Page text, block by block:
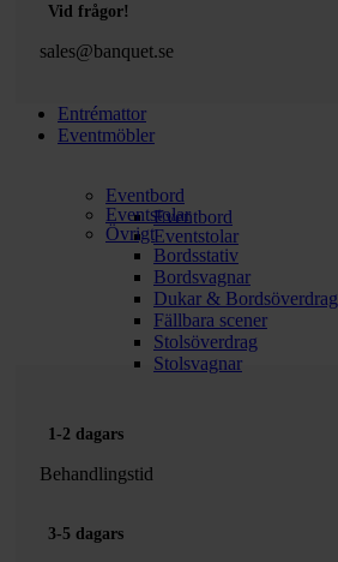
Vid frågor!
sales@banquet.se
Entrémattor
Eventmöbler
Eventbord
Eventbord
Eventstolar
Eventstolar
Övrigt
Bordsstativ
Bordsvagnar
Dukar & Bordsöverdrag
Fällbara scener
Stolsöverdrag
Stolsvagnar
1-2 dagars
Behandlingstid
3-5 dagars